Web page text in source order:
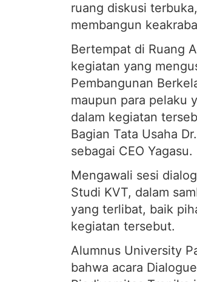
ruang diskusi
membangun
Bertempat di Ruang
kegiatan yang
Pembangunan
maupun para pelaku
dalam kegiatan
Bagian Tata Usaha
sebagai CEO Yagasu.
Mengawali sesi
Studi KVT, dalam
yang terlibat, baik
kegiatan tersebut.
Alumnus University
bahwa acara